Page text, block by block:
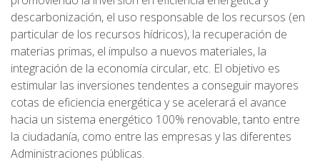
descarbonización, el uso responsable de los recursos (en
particular de los recursos hídricos), la recuperación de
materias primas, el impulso a nuevos materiales, la
integración de la economía circular, etc. El objetivo es
estimular las inversiones tendentes a conseguir mayores
cotas de eficiencia energética y se acelerará el avance
hacia un sistema energético 100% renovable, tanto entre
la ciudadanía, como entre las empresas y las diferentes
Administraciones públicas.